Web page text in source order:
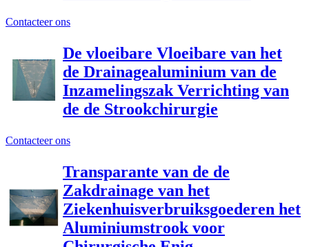
Contacteer ons
De vloeibare Vloeibare van het
de Drainagealuminium van de
Inzamelingszak Verrichting van
de de Strookchirurgie
Contacteer ons
Transparante van de de
Zakdrainage van het
Ziekenhuisverbruiksgoederen het
Aluminiumstrook voor